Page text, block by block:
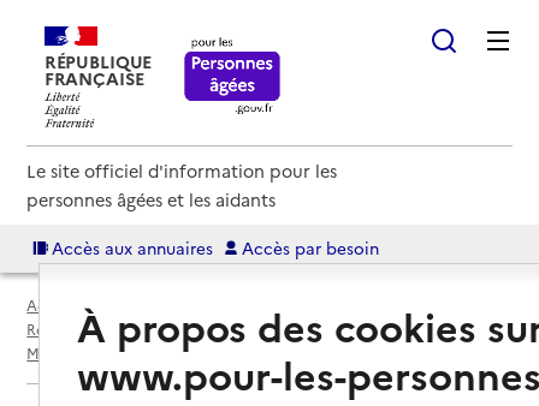
RÉPUBLIQUE
FRANÇAISE
Le site officiel d'information pour les
personnes âgées et les aidants
Accès aux annuaires Accès par besoin
Accueil
Résidences autonomie par département
Gard (30)
Marguerittes
Résidence autonomie Le colombier
À propos des cookies
www.pour-les-